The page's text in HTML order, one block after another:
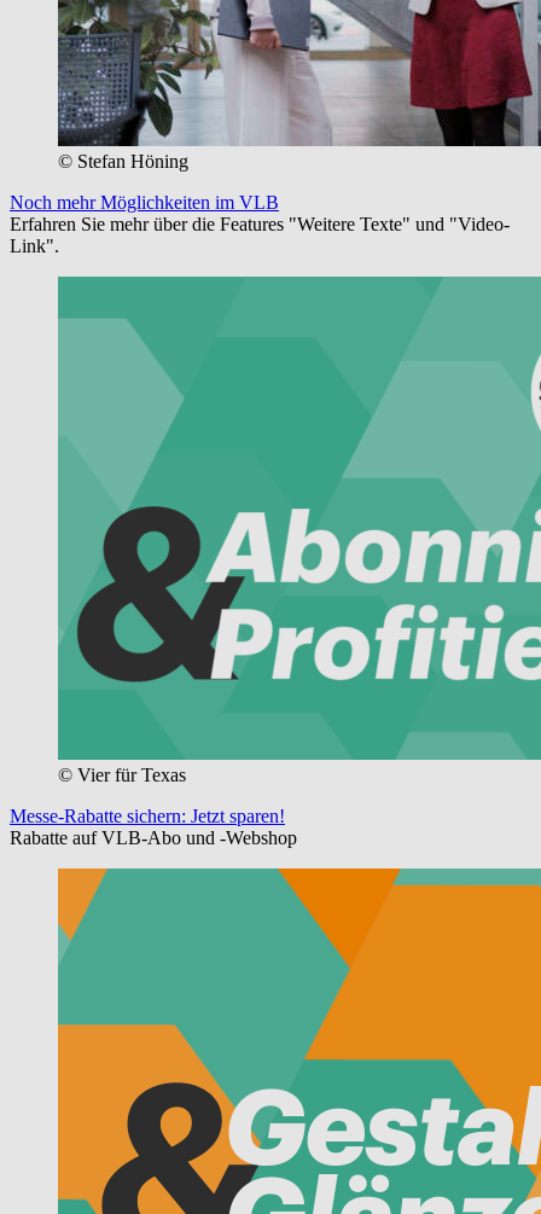
© Stefan Höning
Noch mehr Möglichkeiten im VLB
Erfahren Sie mehr über die Features "Weitere Texte" und "Video-
Link".
© Vier für Texas
Messe-Rabatte sichern: Jetzt sparen!
Rabatte auf VLB-Abo und -Webshop